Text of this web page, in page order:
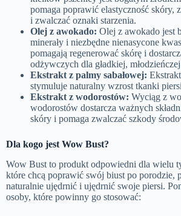
pomaga poprawić elastyczność skóry,
i zwalczać oznaki starzenia.
Olej z awokado: Olej z awokado jest
minerały i niezbędne nienasycone
pomagają regenerować skórę i
odżywczych dla gładkiej,
Ekstrakt z palmy sabałowej:
stymuluje naturalny wzrost tkanki
Ekstrakt z wodorostów: Wyciąg z
wodorostów dostarcza ważnych
skóry i pomaga zwalczać szkody
Dla kogo jest Wow Bust?
Wow Bust to produkt odpowiedni dla wielu
które chcą poprawić swój biust po porodzie,
naturalnie ujędrnić i ujędrnić swoje piersi.
osoby, które powinny go stosować: